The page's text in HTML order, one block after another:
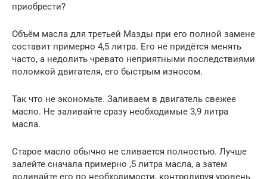
приобрести?
Объём масла для третьей Мазды при его полной замене
составит примерно 4,5 литра. Его не придётся менять
часто, а недолить чревато неприятными последствиями
поломкой двигателя, его быстрым износом.
Так что не экономьте. Заливаем в двигатель свежее
масло. Не заливайте сразу необходимые 3,9 литра
масла.
Старое масло обычно не сливается полностью. Лучше
залейте сначала примерно ,5 литра масла, а затем
доливайте его по необходимости, контролируя уровень